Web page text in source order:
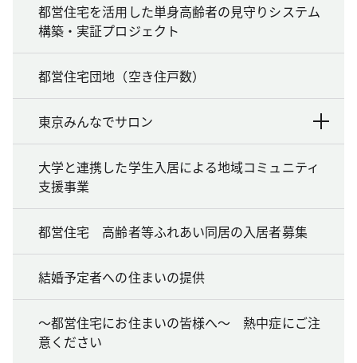
都営住宅を活用した単身高齢者の見守りシステム
構築・実証プロジェクト
都営住宅団地（空き住戸数）
東京みんなでサロン
大学と連携した学生入居による地域コミュニティ
支援事業
都営住宅 高齢者等ふれあい同居の入居者募集
結婚予定者への住まいの提供
～都営住宅にお住まいの皆様へ～ 熱中症にご注
意ください